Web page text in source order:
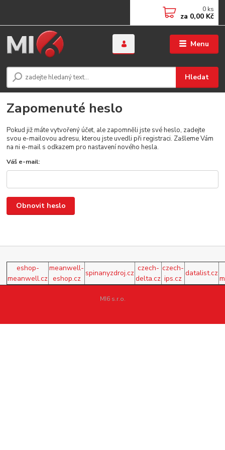
Menu
Hledat
0 ks
za 0,00 Kč
Zapomenuté heslo
Pokud již máte vytvořený účet, ale zapomněli jste své heslo, zadejte
svou e-mailovou adresu, kterou jste uvedli při registraci. Zašleme Vám
na ni e-mail s odkazem pro nastavení nového hesla.
Váš e-mail:
Obnovit heslo
eshop-
meanwell.cz
meanwell-
eshop.cz
spinanyzdroj.cz
czech-
delta.cz
czech-
ips.cz
datalist.cz
MI6 s.r.o.